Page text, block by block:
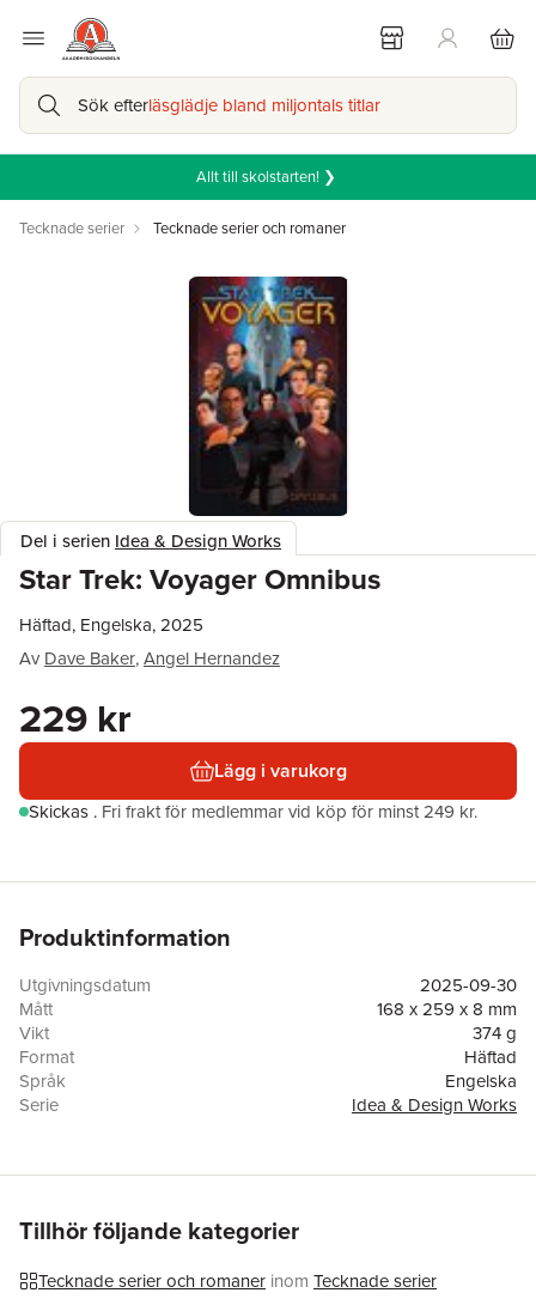
Sök efterläsglädje bland miljontals titlar
Allt till skolstarten! ❯
Tecknade serier Tecknade serier och romaner
Del i serien Idea & Design Works
Star Trek: Voyager Omnibus
Häftad, Engelska, 2025
Av Dave Baker,Angel Hernandez
229 kr
Lägg i varukorg
Skickas . Fri frakt för medlemmar vid köp för minst 249 kr.
Produktinformation
Utgivningsdatum
2025-09-30
Mått
168 x 259 x 8 mm
Vikt
374 g
Format
Häftad
Språk
Engelska
Serie
Idea & Design Works
Illustratör
Angel Hernandez
Tillhör följande kategorier
Tecknade serier och romaner inom Tecknade serier